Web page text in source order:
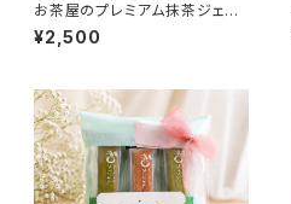
お茶屋のプレミアム抹茶ジェラ
ート【3個詰合せ】
¥2,500